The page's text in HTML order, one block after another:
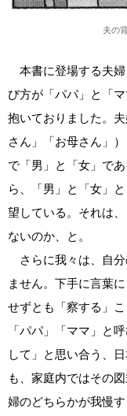
夫の
本書に登場する夫
び方が「パパ」と「
抱いておりました。
さん」「お母さん」
で「男」と「女」で
ら、「男」と「女」
望している。それは
ないのか、と。
さらに我々は、自分
ません。下手に言葉
せずとも「察する」
「パパ」「ママ」と
して」と思い合う、
も、家庭内ではその
婦のどちらかが我慢